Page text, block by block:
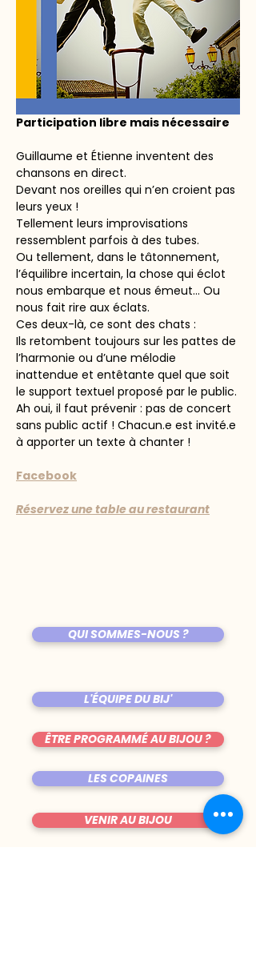
Participation libre mais nécessaire
Guillaume et Étienne inventent des
chansons en direct.
Devant nos oreilles qui n’en croient pas
leurs yeux !
Tellement leurs improvisations
ressemblent parfois à des tubes.
Ou tellement, dans le tâtonnement,
l’équilibre incertain, la chose qui éclot
nous embarque et nous émeut… Ou
nous fait rire aux éclats.
Ces deux-là, ce sont des chats :
Ils retombent toujours sur les pattes de
l’harmonie ou d’une mélodie
inattendue et entêtante quel que soit
le support textuel proposé par le public.
Ah oui, il faut prévenir : pas de concert
sans public actif ! Chacun.e est invité.e
à apporter un texte à chanter !
Facebook
Réservez une table au restaurant
QUI SOMMES-NOUS ?
L'ÉQUIPE DU BIJ'
ÊTRE PROGRAMMÉ AU BIJOU ?
LES COPAINES
VENIR AU BIJOU